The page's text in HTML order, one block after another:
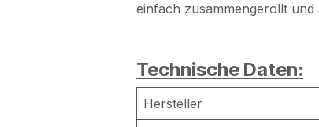
einfach zusammengerollt und
Technische Daten:
Hersteller